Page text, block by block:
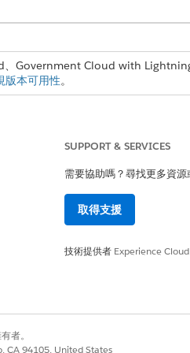
、Government Cloud with
版本可用性。
以在「設定」中切換這兩個項目。搜
定檔使用者介面。
SUPPORT & SERVICES
需要協助嗎？尋找更多資源
取得支援
技術提供者 Experience Cloud
者。
CA 94105, United States